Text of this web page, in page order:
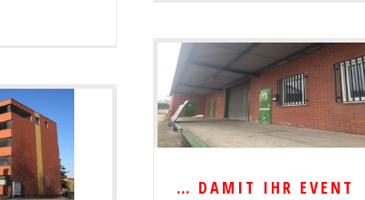
… DAMIT IHR EVENT